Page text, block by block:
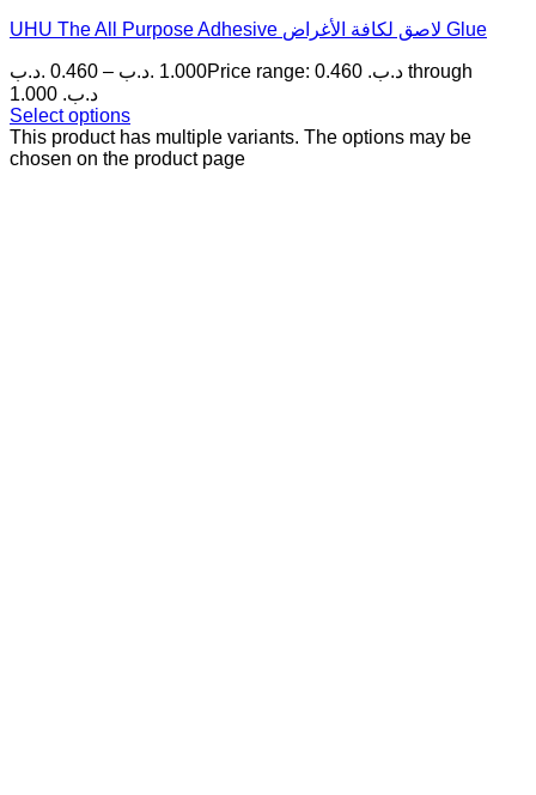
UHU The All Purpose Adhesive لاصق لكافة الأغراض Glue
0.460 .د.ب – 1.000 .د.ب
Price range: 0.460 .د.ب through
1.000 .د.ب
Select options
This product has multiple variants. The options may be
chosen on the product page